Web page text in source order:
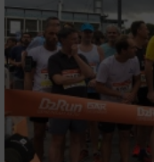
Verwendung von
personalisierter
Erstellung von
von Inhalten
Verwendung von
personalisierter